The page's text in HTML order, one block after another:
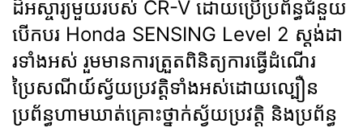
ដ៏អស្ចារ្យមួយរបស់ CR-V ដោយប្រើប្រព័ន្ធជំនួយ
បើកបរ Honda SENSING Level 2 ស្តង់ដា
រទាំងអស់ រួមមានការត្រួតពិនិត្យការធ្វើដំណើរ
ប្រៃសណីយ៍ស្វ័យប្រវត្តិទាំងអស់ដោយល្បឿន
ប្រព័ន្ធហាមឃាត់គ្រោះថ្នាក់ស្វ័យប្រវត្តិ និងប្រព័ន្ធ